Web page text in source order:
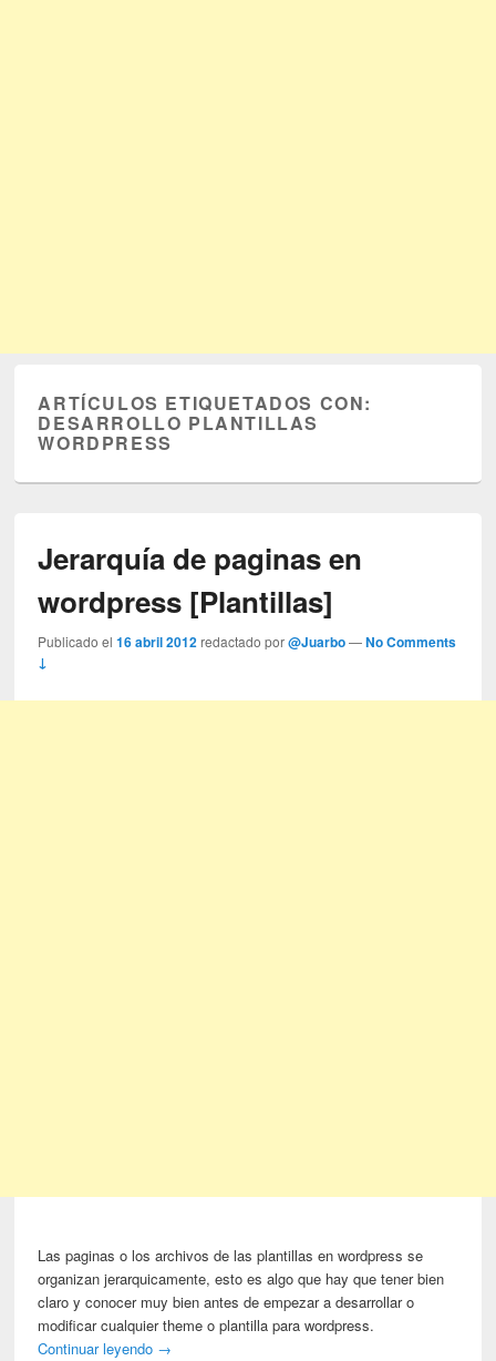
ARTÍCULOS ETIQUETADOS CON:
DESARROLLO PLANTILLAS
WORDPRESS
Jerarquía de paginas en
wordpress [Plantillas]
Publicado el16 abril 2012 redactado por@Juarbo —No Comments
↓
Las paginas o los archivos de las plantillas en wordpress se
organizan jerarquicamente, esto es algo que hay que tener bien
claro y conocer muy bien antes de empezar a desarrollar o
modificar cualquier theme o plantilla para wordpress.
Continuar leyendo →